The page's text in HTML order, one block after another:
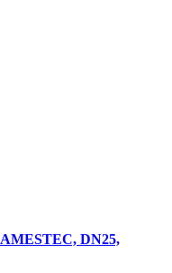
DN25,